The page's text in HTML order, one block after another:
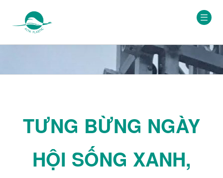
TƯNG BỪNG NGÀY
HỘI SỐNG XANH,